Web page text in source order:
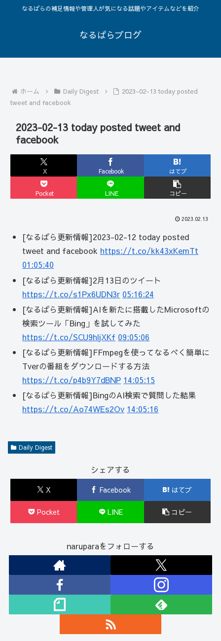
なるぱらの補足情報や管理人が気になる話題やアイテムなどを紹介
なるぱらブログ
ホーム Daily Digest
2023-02-13 today posted
tweet and facebook
2023-02-13 today posted tweet and
facebook
X Facebook はてブ
Pocket LINE コピー
2023.02.13
[なるぱら更新情報]2023-02-12 today posted
tweet and facebook https://t.co/kk43xKemTt
01:05:40
[なるぱら更新情報]2月13日のツイート
https://t.co/s1Px6UDN3r 05:16:24
[なるぱら更新情報]AIを新たに搭載したMicrosoftの
検索ツール「Bing」を試してみた
https://t.co/SCU9hljXKf 09:05:06
[なるぱら更新情報]FFmpegを使ってなるべく簡単に
Tverの番組をダウンロードする方法
https://t.co/p4b9Y7dBNP 14:05:15
[なるぱら更新情報]BingのAI検索で質問した結果
https://t.co/Ao74WEs2Ov 14:05:16
Daily Digest
シェアする
X Facebook はてブ
Pocket LINE コピー
naruparaをフォローする